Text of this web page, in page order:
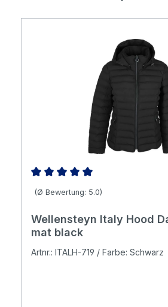
Durchschnittliche Bewertung von
(Ø Bewertung: 5.0)
Wellensteyn Italy Hood
mat black
Artnr.: ITALH-719 / Farbe: Schwarz